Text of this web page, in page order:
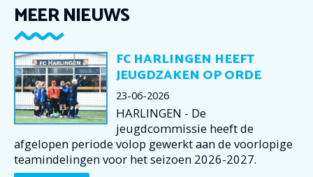
MEER NIEUWS
FC HARLINGEN HEEFT
JEUGDZAKEN OP ORDE
23-06-2026
HARLINGEN - De
jeugdcommissie heeft de
afgelopen periode volop gewerkt aan de voorlopige
teamindelingen voor het seizoen 2026-2027.